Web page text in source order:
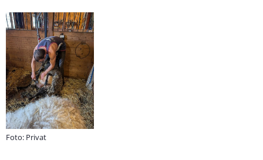
Foto: Privat